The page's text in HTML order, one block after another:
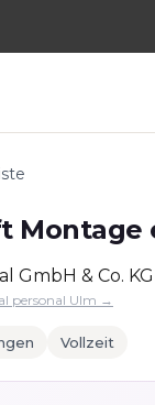
Montage
GmbH & Co.
personal Ulm →
Vollzeit